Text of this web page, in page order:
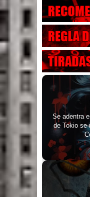
Se adentra
de Tokio se